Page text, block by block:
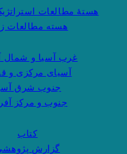
هستهٔ مطالعات
هسته مطالعات
غرب آسیا و شمال
آسیای مرکزی و
جنوب شرق
جنوب و مرکز
کتاب
گزارش